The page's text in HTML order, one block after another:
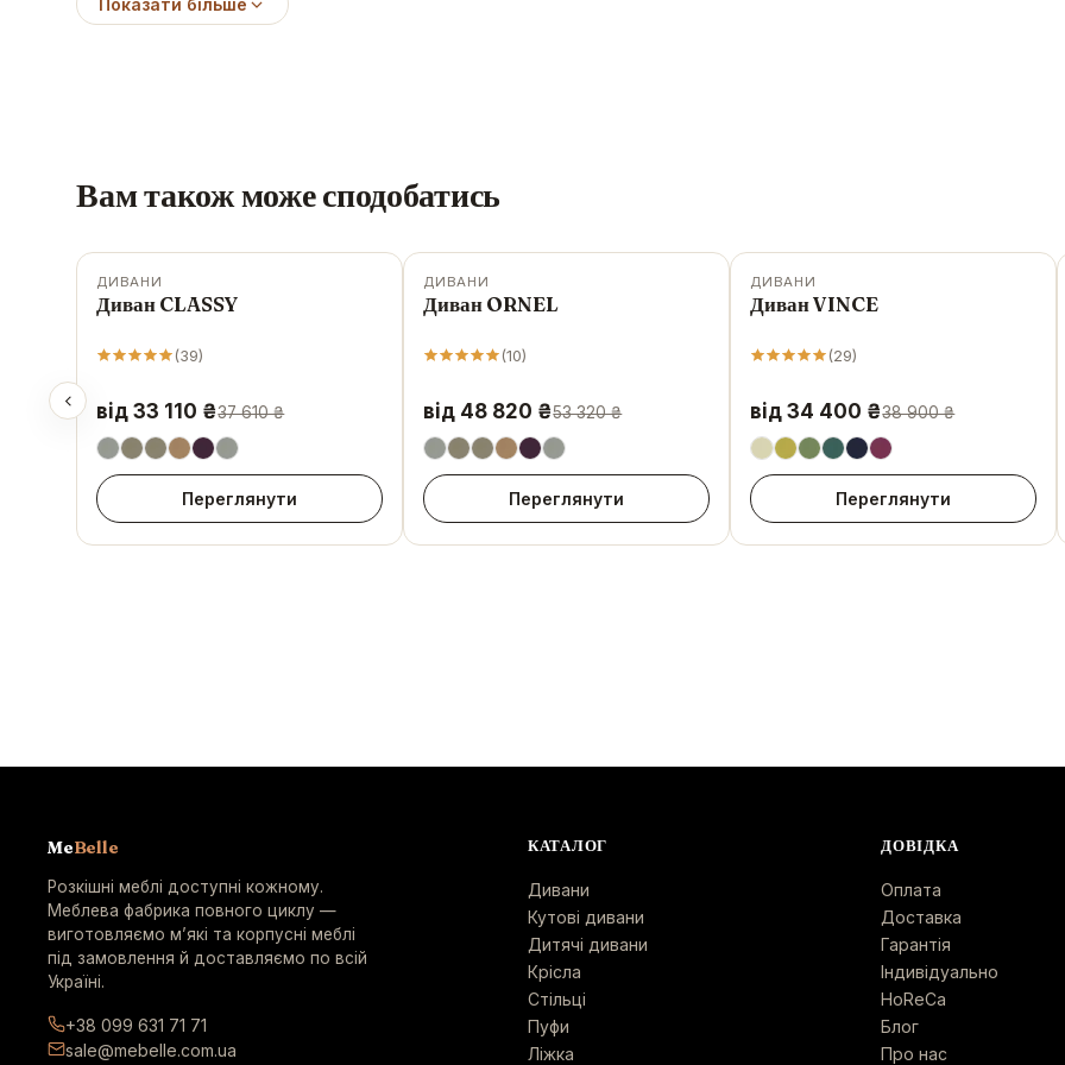
Показати більше
Вам також може сподобатись
-12%
ДИВАНИ
Диван CLASSY
(39)
від 33 110 ₴37 610 ₴
Переглянути
-8 %
ДИВАНИ
Диван ORNEL
(10)
від 48 820 ₴53 320 ₴
Переглянути
-12%
ДИВАНИ
Диван VINCE
(29)
від 34 400 ₴38 900 ₴
Переглянути
MeBelle
Розкішні меблі доступні кожному.
Меблева фабрика повного циклу —
виготовляємо м’які та корпусні меблі
під замовлення й доставляємо по всій
Україні.
+38 099 631 71 71
sale@mebelle.com.ua
КАТАЛОГ
Дивани
Кутові дивани
Дитячі дивани
Крісла
Стільці
Пуфи
Ліжка
ДОВІДКА
Оплата
Доставка
Гарантія
Індивідуально
HoReCa
Блог
Про нас